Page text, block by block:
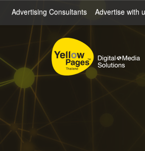
Advertising Consultants Advertise with